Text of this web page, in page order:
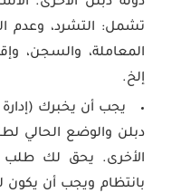
تشمل: التشرد، وعدم
المعاملة، والسجن،
إلخ.
يجب أن يخبرك
دبلن والوضع الحالي
الأخرى. يحق لك طلب
بانتظام ويجب أن